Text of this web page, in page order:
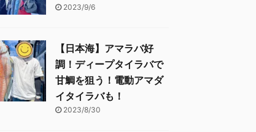
2023/9/6
【日本海】アマラバ好
調！ディープタイラバで
甘鯛を狙う！電動アマダ
イタイラバも！
2023/8/30